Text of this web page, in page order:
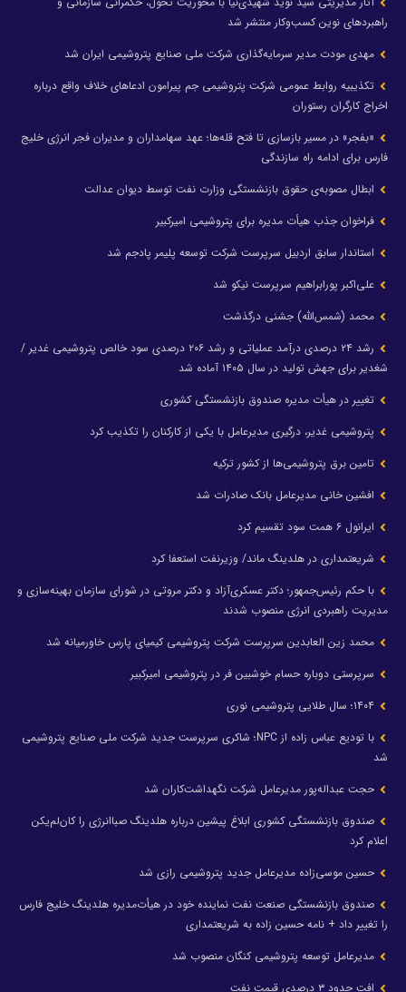
راهبردهای نوین کسب‌وکار منتشر شد
مهدی مودت مدیر سرمایه‌گذاری شرکت ملی صنایع پتروشیمی ایران شد
تکذیبیه روابط عمومی شرکت پتروشیمی جم پیرامون ادعاهای خلاف واقع درباره
اخراج کارگران رستوران
«بفجر» در مسیر بازسازی تا فتح قله‌ها؛ عهد سهامداران و مدیران فجر انرژی خلیج
فارس برای ادامه راه سازندگی
ابطال مصوبه‌ی حقوق بازنشستگی وزارت نفت توسط دیوان عدالت
فراخوان جذب هیأت مدیره برای پتروشیمی امیرکبیر
استاندار سابق اردبیل سرپرست شرکت توسعه پلیمر پادجم شد
علی‌اکبر پورابراهیم سرپرست نیکو شد
محمد (شمس‌الله) جشنی درگذشت
رشد ۲۴ درصدی درآمد عملیاتی و رشد ۲۰۶ درصدی سود خالص پتروشیمی غدیر /
شغدیر برای جهش تولید در سال ۱۴۰۵ آماده شد
تغییر در هیأت مدیره صندوق بازنشستگی کشوری
پتروشیمی غدیر، درگیری مدیرعامل با یکی از کارکنان را تکذیب کرد
تامین برق پتروشیمی‌ها از کشور ترکیه
افشین خانی مدیرعامل بانک صادرات شد
ایرانول ۶ همت سود تقسیم کرد
شریعتمداری در هلدینگ ماند/ وزیرنفت استعفا کرد
با حکم رئیس‌جمهور؛ دکتر عسکری‌آزاد و دکتر مروتی در شورای سازمان بهینه‌سازی و
مدیریت راهبردی انرژی منصوب شدند
محمد زین العابدین سرپرست شرکت پتروشیمی کیمیای پارس خاورمیانه شد
سرپرستی دوباره حسام خوشبین فر در پتروشیمی امیرکبیر
با تودیع عباس زاده از NPC؛ شاکری سرپرست جدید شرکت ملی صنایع پتروشیمی
شد
حجت عبداله‌پور مدیرعامل شرکت نگهداشت‌کاران شد
صندوق بازنشستگی کشوری ابلاغ پیشین درباره هلدینگ صباانرژی را کان‌لم‌یکن
اعلام کرد
حسین موسی‌زاده مدیرعامل جدید پتروشیمی رازی شد
صندوق بازنشستگی صنعت نفت نماینده خود در هیأت‌مدیره هلدینگ خلیج فارس
را تغییر داد + نامه حسین زاده به شریعتمداری
مدیرعامل توسعه پتروشیمی کنگان منصوب شد
افت حدود ۳ درصدی قیمت نفت